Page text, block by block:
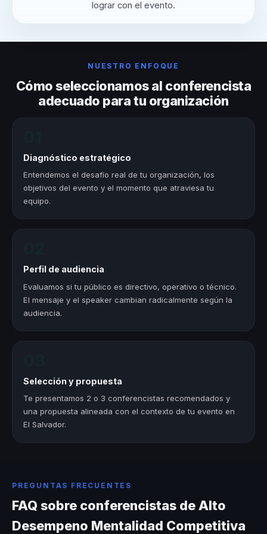
lograr con el evento.
NUESTRO ENFOQUE
Cómo seleccionamos al conferencista
adecuado para tu organización
Diagnóstico estratégico
Entendemos el desafío real de tu organización, los
objetivos del evento y el momento que atraviesa tu
equipo.
Perfil de audiencia
Evaluamos si tu público es directivo, operativo o técnico.
El mensaje y el speaker cambian radicalmente según la
audiencia.
Selección y propuesta
Te presentamos 2 o 3 conferencistas recomendados y
una propuesta alineada con el contexto de tu evento en
El Salvador.
PREGUNTAS FRECUENTES
FAQ sobre conferencistas de Alto
Desempeno Mentalidad Competitiva